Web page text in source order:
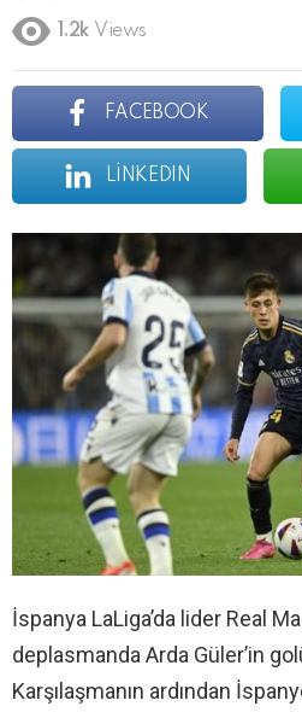
1.2k Views
FACEBOOK
LINKEDIN
İspanya LaLiga’da lider Real
deplasmanda Arda Güler’in
Karşılaşmanın ardından